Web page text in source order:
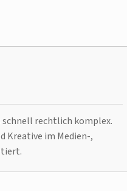
schnell rechtlich komplex.
Kreative im Medien-,